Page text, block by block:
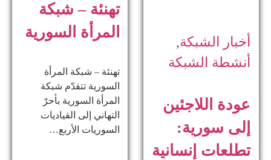
أخبار الشبكة,
أنشطة الشبكة
عودة اللاجئين
إلى سورية:
تطلعات إنسانية
تهنئة – شبكة
المرأة السورية
تهنئة – شبكة المرأة
السورية تتقدّم شبكة
المرأة السورية بأحرّ
التهاني إلى القياديات
السوريات الأربع…